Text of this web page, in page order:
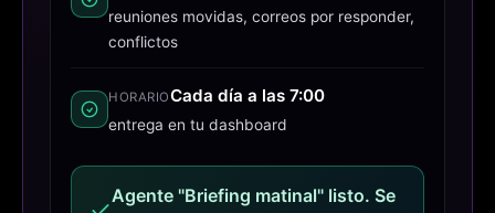
reuniones movidas, correos por responder,
conflictos
HORARIOCada día a las 7:00
entrega en tu dashboard
Agente "Briefing matinal" listo. Se